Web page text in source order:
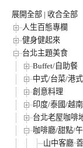
展開全部 | 收合全部
人生百態專欄
健身健起來
台北主題美食
Buffet/自助餐
中式/台菜/港式
創意料理
印度/泰國/越
台北老屋咖啡
咖啡廳/甜點/
山中客廳·